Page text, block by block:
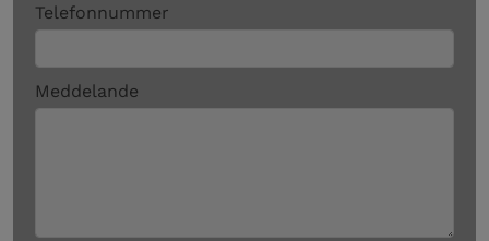
Telefonnummer
Meddelande